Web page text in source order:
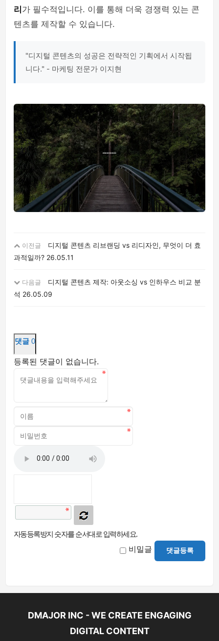
리 가 필수적입니다. 이를 통해 더욱 경쟁력 있는 콘
텐츠를 제작할 수 있습니다.
"디지털 콘텐츠의 성공은 전략적인 기획에서 시작됩
니다." - 마케팅 전문가 이지현
이전글
디지털 콘텐츠 리브랜딩 vs 리디자인, 무엇이 더 효
과적일까? 26.05.11
다음글
디지털 콘텐츠 제작: 아웃소싱 vs 인하우스 비교 분
석 26.05.09
댓글 0
등록된 댓글이 없습니다.
자동등록방지 숫자를 순서대로 입력하세요.
비밀글 댓글등록
DMAJOR INC - WE CREATE ENGAGING
DIGITAL CONTENT